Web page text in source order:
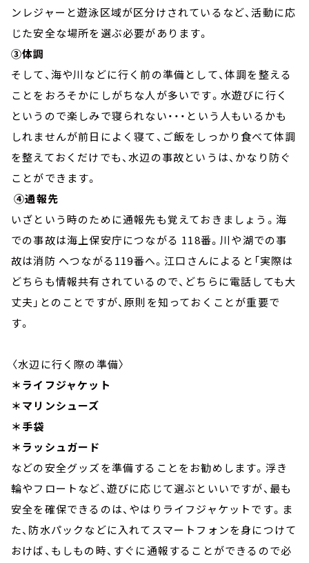
ンレジャーと遊泳区域が区分けされているなど、活動に応
じた安全な場所を選ぶ必要があります。
③体調
そして、海や川などに行く前の準備として、体調を整える
ことをおろそかにしがちな人が多いです。水遊びに行く
というので楽しみで寝られない・・・という人もいるかも
しれませんが前日によく寝て、ご飯をしっかり食べて体調
を整えておくだけでも、水辺の事故というは、かなり防ぐ
ことができます。
④通報先
いざという時のために通報先も覚えておきましょう。海
での事故は海上保安庁につながる 118番。川や湖での事
故は消防 へつながる119番へ。江口さんによると「実際は
どちらも情報共有されているので、どちらに電話しても大
丈夫」とのことですが、原則を知っておくことが重要で
す。
〈水辺に行く際の準備〉
＊ライフジャケット
＊マリンシューズ
＊手袋
＊ラッシュガード
などの安全グッズを準備することをお勧めします。浮き
輪やフロートなど、遊びに応じて選ぶといいですが、最も
安全を確保できるのは、やはりライフジャケットです。ま
た、防水パックなどに入れてスマートフォンを身につけて
おけば、もしもの時、すぐに通報することができるので必